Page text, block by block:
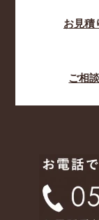
お見積
ご相談